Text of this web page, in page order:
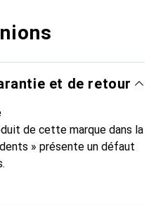
et de retour
de cette marque dans la
» présente un défaut